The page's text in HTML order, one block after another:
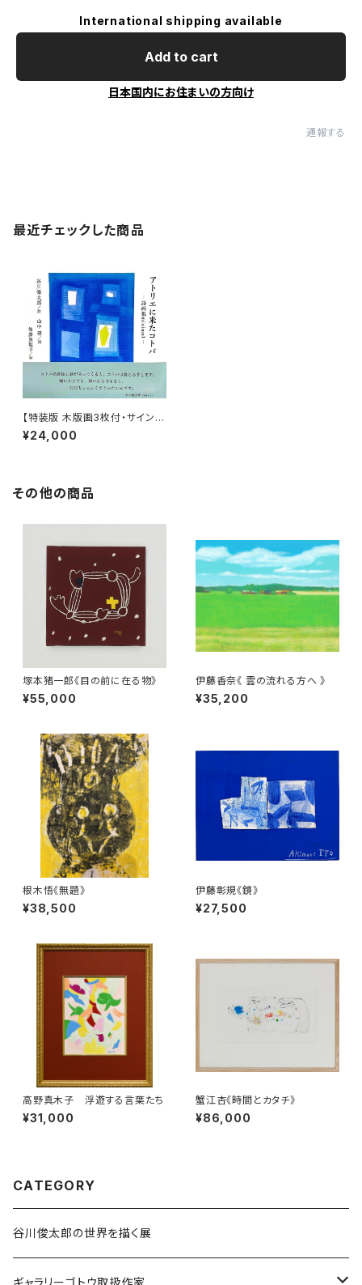
International shipping available
Add to cart
日本国内にお住まいの方向け
通報する
最近チェックした商品
【特装版 木版画3枚付・サイン
入】アトリエに来たコトバ ー詩画
集 minimalー
¥24,000
その他の商品
塚本猪一郎《目の前に在る物》
¥55,000
伊藤香奈《 雲の流れる方へ 》
¥35,200
根木悟《無題》
¥38,500
伊藤彰規《鏡》
¥27,500
高野真木子 浮遊する言葉たち
¥31,000
蟹江杏《時間とカタチ》
¥86,000
CATEGORY
谷川俊太郎の世界を描く展
ギャラリーゴトウ取扱作家